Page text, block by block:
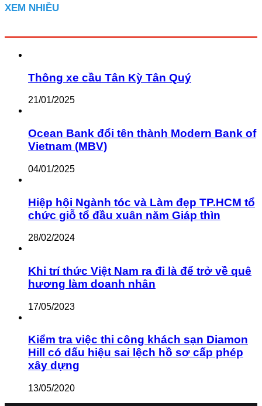
XEM NHIỀU
Thông xe cầu Tân Kỳ Tân Quý
21/01/2025
Ocean Bank đổi tên thành Modern Bank of
Vietnam (MBV)
04/01/2025
Hiệp hội Ngành tóc và Làm đẹp TP.HCM tổ
chức giỗ tổ đầu xuân năm Giáp thìn
28/02/2024
Khi trí thức Việt Nam ra đi là để trở về quê
hương làm doanh nhân
17/05/2023
Kiểm tra việc thi công khách sạn Diamon
Hill có dấu hiệu sai lệch hồ sơ cấp phép
xây dựng
13/05/2020